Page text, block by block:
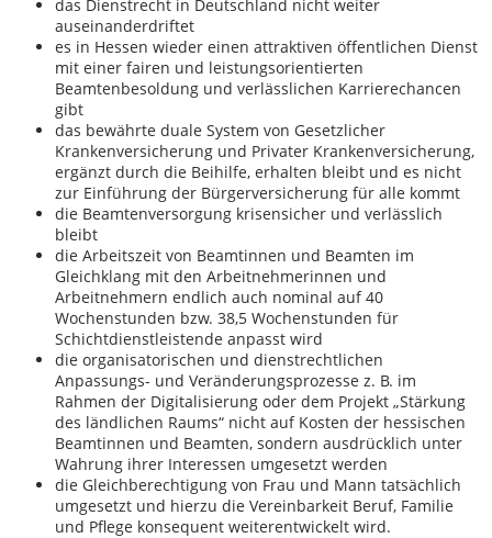
das Dienstrecht in Deutschland nicht weiter
auseinanderdriftet
es in Hessen wieder einen attraktiven öffentlichen Dienst
mit einer fairen und leistungsorientierten
Beamtenbesoldung und verlässlichen Karrierechancen
gibt
das bewährte duale System von Gesetzlicher
Krankenversicherung und Privater Krankenversicherung,
ergänzt durch die Beihilfe, erhalten bleibt und es nicht
zur Einführung der Bürgerversicherung für alle kommt
die Beamtenversorgung krisensicher und verlässlich
bleibt
die Arbeitszeit von Beamtinnen und Beamten im
Gleichklang mit den Arbeitnehmerinnen und
Arbeitnehmern endlich auch nominal auf 40
Wochenstunden bzw. 38,5 Wochenstunden für
Schichtdienstleistende anpasst wird
die organisatorischen und dienstrechtlichen
Anpassungs- und Veränderungsprozesse z. B. im
Rahmen der Digitalisierung oder dem Projekt „Stärkung
des ländlichen Raums“ nicht auf Kosten der hessischen
Beamtinnen und Beamten, sondern ausdrücklich unter
Wahrung ihrer Interessen umgesetzt werden
die Gleichberechtigung von Frau und Mann tatsächlich
umgesetzt und hierzu die Vereinbarkeit Beruf, Familie
und Pflege konsequent weiterentwickelt wird.